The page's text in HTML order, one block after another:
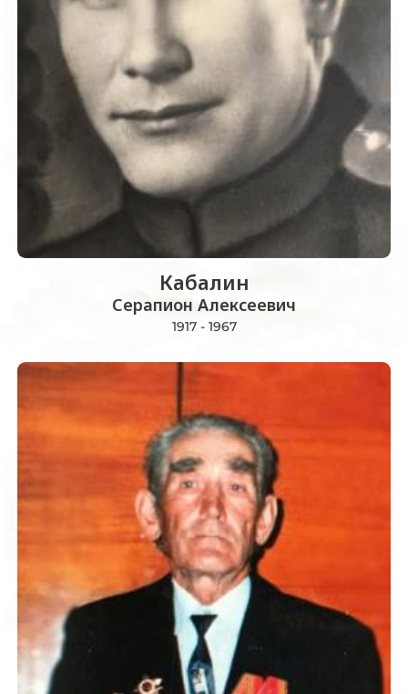
Кабалин
Серапион Алексеевич
1917 - 1967